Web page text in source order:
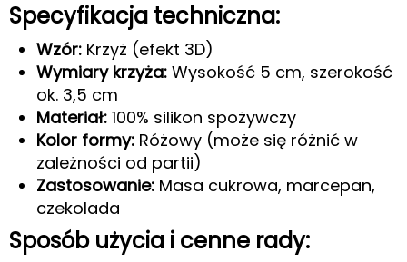
Specyfikacja techniczna:
Wzór: Krzyż (efekt 3D)
Wymiary krzyża: Wysokość 5 cm, szerokość
ok. 3,5 cm
Materiał: 100% silikon spożywczy
Kolor formy: Różowy (może się różnić w
zależności od partii)
Zastosowanie: Masa cukrowa, marcepan,
czekolada
Sposób użycia i cenne rady: